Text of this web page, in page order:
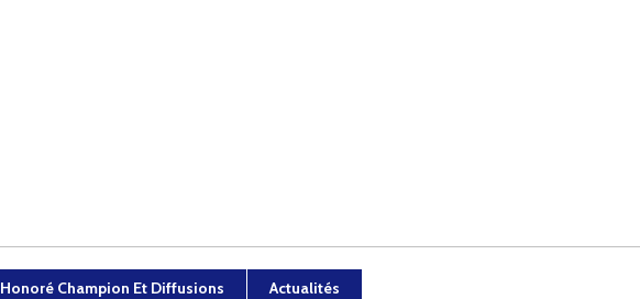
Honoré Champion Et Diffusions Actualités